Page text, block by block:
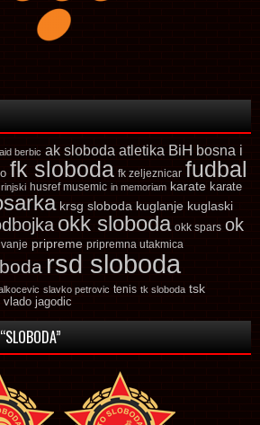
aid berbic ak sloboda atletika BiH bosna i
fk sloboda fk zeljeznicar fudbal
husref musemic in memoriam karate karate
krsg sloboda kuglanje kuglaski
okk sloboda okk spars ok
pripreme pripremna utakmica
rsd sloboda
slavko petrovic tenis tk sloboda tsk
vlado jagodic